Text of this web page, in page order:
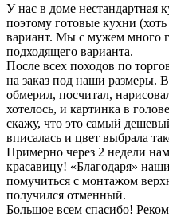
У нас в доме нестандартная
поэтому готовые кухни
вариант. Мы с мужем много
подходящего варианта.
После всех походов по
на заказ под наши размеры.
обмерил, посчитал,
хотелось, и картинка в
скажу, что это самый
вписалась и цвет выбрала
Примерно через 2 недели
красавицу! «Благодаря»
помучиться с монтажом
получился отменный.
Большое всем спасибо!